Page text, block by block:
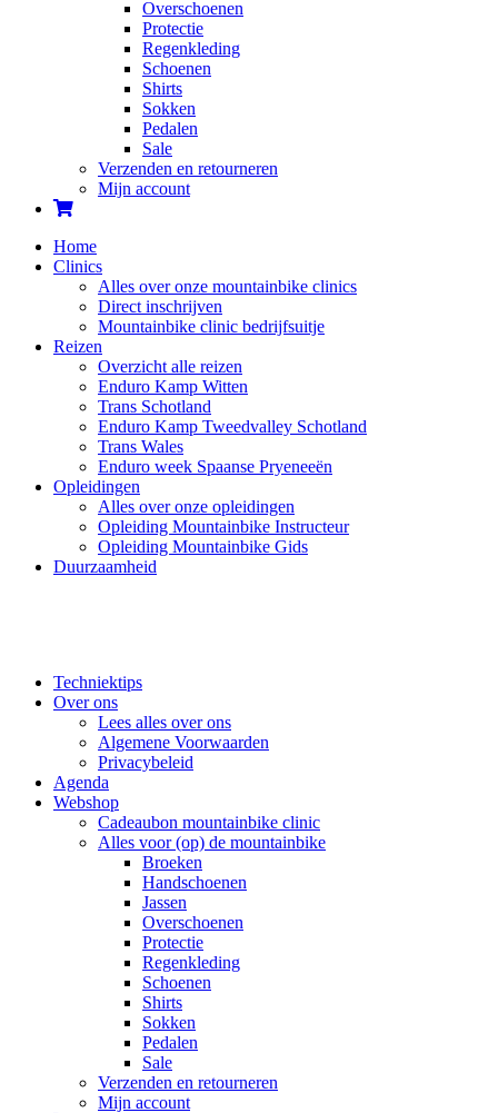
Overschoenen
Protectie
Regenkleding
Schoenen
Shirts
Sokken
Pedalen
Sale
Verzenden en retourneren
Mijn account
Home
Clinics
Alles over onze mountainbike clinics
Direct inschrijven
Mountainbike clinic bedrijfsuitje
Reizen
Overzicht alle reizen
Enduro Kamp Witten
Trans Schotland
Enduro Kamp Tweedvalley Schotland
Trans Wales
Enduro week Spaanse Pryeneeën
Opleidingen
Alles over onze opleidingen
Opleiding Mountainbike Instructeur
Opleiding Mountainbike Gids
Duurzaamheid
Techniektips
Over ons
Lees alles over ons
Algemene Voorwaarden
Privacybeleid
Agenda
Webshop
Cadeaubon mountainbike clinic
Alles voor (op) de mountainbike
Broeken
Handschoenen
Jassen
Overschoenen
Protectie
Regenkleding
Schoenen
Shirts
Sokken
Pedalen
Sale
Verzenden en retourneren
Mijn account